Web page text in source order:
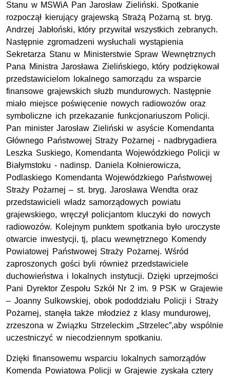
Stanu w MSWiA Pan Jarosław Zieliński. Spotkanie
rozpoczął kierujący grajewską Strażą Pożarną st. bryg.
Andrzej Jabłoński, który przywitał wszystkich zebranych.
Następnie zgromadzeni wysłuchali wystąpienia
Sekretarza Stanu w Ministerstwie Spraw Wewnętrznych
Pana Ministra Jarosława Zielińskiego, który podziękował
przedstawicielom lokalnego samorządu za wsparcie
finansowe grajewskich służb mundurowych. Następnie
miało miejsce poświęcenie nowych radiowozów oraz
symboliczne ich przekazanie funkcjonariuszom Policji.
Pan minister Jarosław Zieliński w asyście Komendanta
Głównego Państwowej Straży Pożarnej - nadbrygadiera
Leszka Suskiego, Komendanta Wojewódzkiego Policji w
Białymstoku - nadinsp. Daniela Kołnierowicza,
Podlaskiego Komendanta Wojewódzkiego Państwowej
Straży Pożarnej – st. bryg. Jarosława Wendta oraz
przedstawicieli władz samorządowych powiatu
grajewskiego, wręczył policjantom kluczyki do nowych
radiowozów. Kolejnym punktem spotkania było uroczyste
otwarcie inwestycji, tj, placu wewnętrznego Komendy
Powiatowej Państwowej Straży Pożarnej. Wśród
zaproszonych gości byli również przedstawiciele
duchowieństwa i lokalnych instytucji. Dzięki uprzejmości
Pani Dyrektor Zespołu Szkół Nr 2 im. 9 PSK w Grajewie
– Joanny Sulkowskiej, obok pododdziału Policji i Straży
Pożarnej, stanęła także młodzież z klasy mundurowej,
zrzeszona w Związku Strzeleckim „Strzelec”,aby wspólnie
uczestniczyć w niecodziennym spotkaniu.
Dzięki finansowemu wsparciu lokalnych samorządów
Komenda Powiatowa Policji w Grajewie zyskała cztery